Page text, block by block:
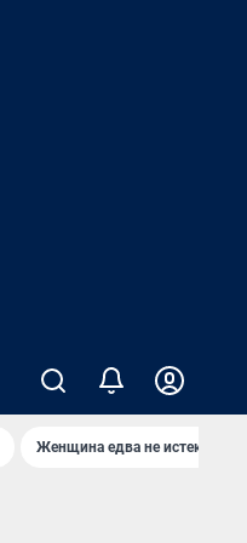
Женщина едва не истекла